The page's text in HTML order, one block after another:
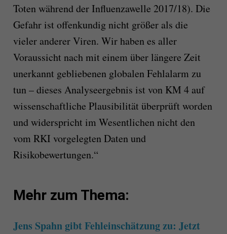
Toten während der Influenzawelle 2017/18). Die
Gefahr ist offenkundig nicht größer als die
vieler anderer Viren. Wir haben es aller
Voraussicht nach mit einem über längere Zeit
unerkannt gebliebenen globalen Fehlalarm zu
tun – dieses Analyseergebnis ist von KM 4 auf
wissenschaftliche Plausibilität überprüft worden
und widerspricht im Wesentlichen nicht den
vom RKI vorgelegten Daten und
Risikobewertungen.“
Mehr zum Thema:
Jens Spahn gibt Fehleinschätzung zu: Jetzt